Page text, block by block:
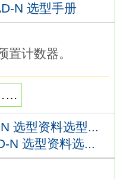
N 选型手册
置计数器。
24V。
提升！
选型资料选型...
N 选型资料选...